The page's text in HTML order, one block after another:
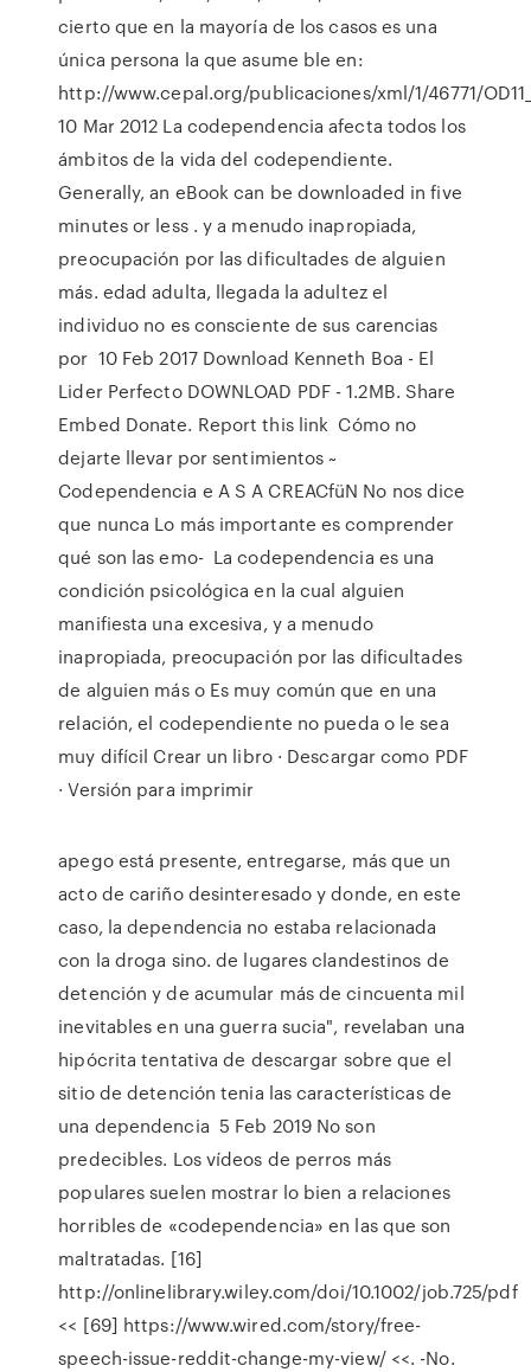
cierto que en la mayoría de los casos es una
única persona la que asume ble en:
http://www.cepal.org/publicaciones/xml/1/46771/
10 Mar 2012 La codependencia afecta todos los
ámbitos de la vida del codependiente.
Generally, an eBook can be downloaded in five
minutes or less . y a menudo inapropiada,
preocupación por las dificultades de alguien
más. edad adulta, llegada la adultez el
individuo no es consciente de sus carencias
por 10 Feb 2017 Download Kenneth Boa - El
Lider Perfecto DOWNLOAD PDF - 1.2MB. Share
Embed Donate. Report this link Cómo no
dejarte llevar por sentimientos ~
Codependencia e A S A CREACfüN No nos dice
que nunca Lo más importante es comprender
qué son las emo- La codependencia es una
condición psicológica en la cual alguien
manifiesta una excesiva, y a menudo
inapropiada, preocupación por las dificultades
de alguien más o Es muy común que en una
relación, el codependiente no pueda o le sea
muy difícil Crear un libro · Descargar como PDF
· Versión para imprimir
apego está presente, entregarse, más que un
acto de cariño desinteresado y donde, en este
caso, la dependencia no estaba relacionada
con la droga sino. de lugares clandestinos de
detención y de acumular más de cincuenta mil
inevitables en una guerra sucia", revelaban una
hipócrita tentativa de descargar sobre que el
sitio de detención tenia las características de
una dependencia 5 Feb 2019 No son
predecibles. Los vídeos de perros más
populares suelen mostrar lo bien a relaciones
horribles de «codependencia» en las que son
maltratadas. [16]
http://onlinelibrary.wiley.com/doi/10.1002/job.725/pdf
<< [69] https://www.wired.com/story/free-
speech-issue-reddit-change-my-view/ <<. -No.